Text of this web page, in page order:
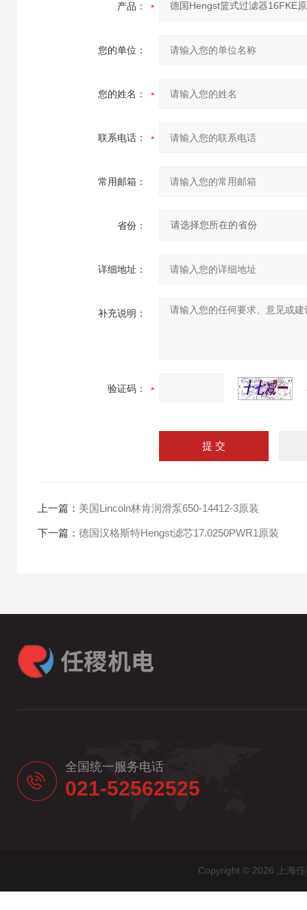
产品：
您的单位：
您的姓名：
联系电话：
常用邮箱：
省份：
详细地址：
补充说明：
验证码：
上一篇： 美国Lincoln林肯润滑泵650-14412-3原装
下一篇： 德国汉格斯特Hengst滤芯17.0250PWR1原装
全国统一服务电话
021-52562525
Copyright © 2026 上海